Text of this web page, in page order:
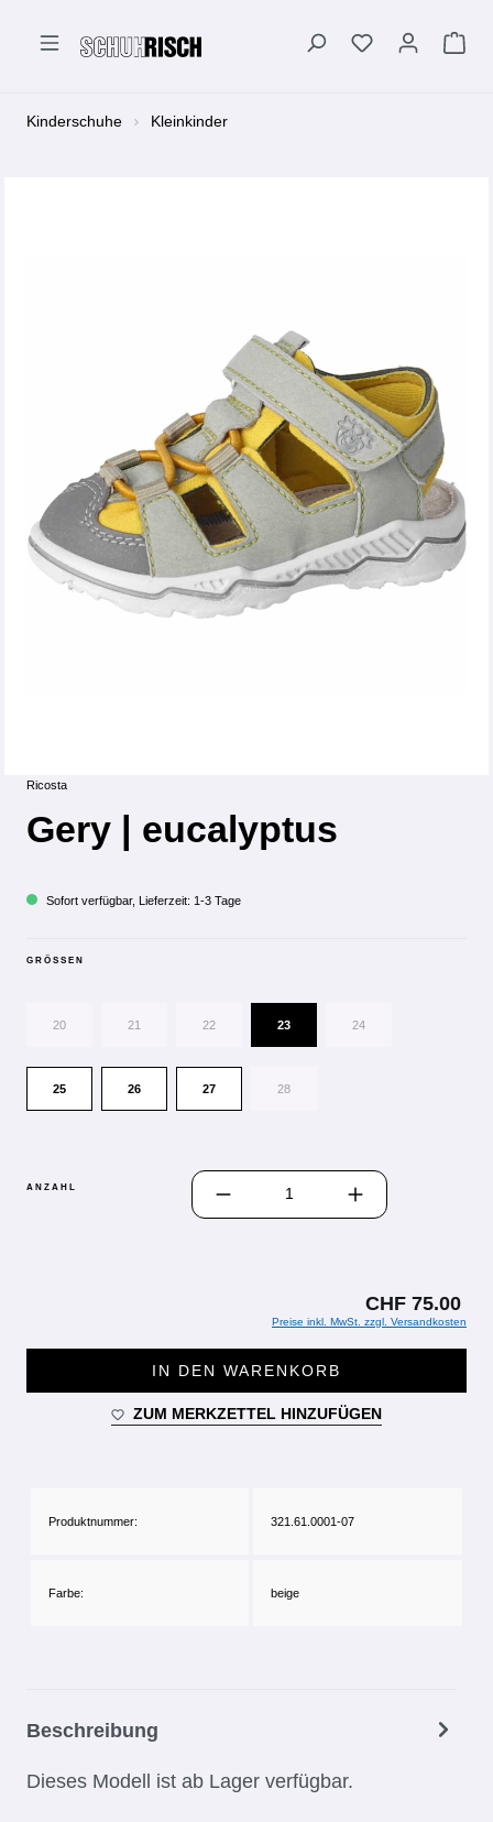
Kinderschuhe Kleinkinder
Ricosta
Gery | eucalyptus
Sofort verfügbar, Lieferzeit: 1-3 Tage
GRÖSSEN
20 21 22 23 24
25 26 27 28
ANZAHL
PRODUKT ANZAHL: GIB DEN
CHF 75.00
Preise inkl. MwSt. zzgl. Versandkosten
IN DEN WARENKORB
ZUM MERKZETTEL HINZUFÜGEN
Produktnummer: 321.61.0001-07
Farbe: beige
Beschreibung
Dieses Modell ist ab Lager verfügbar.